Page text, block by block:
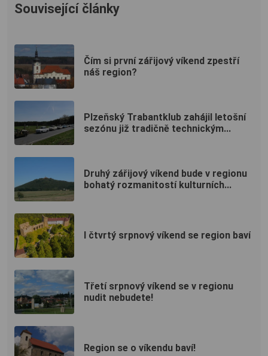
Související články
Čím si první zářijový víkend zpestří
náš region?
Plzeňský Trabantklub zahájil letošní
sezónu již tradičně technickým...
Druhý zářijový víkend bude v regionu
bohatý rozmanitostí kulturních...
I čtvrtý srpnový víkend se region baví
Třetí srpnový víkend se v regionu
nudit nebudete!
Region se o víkendu baví!